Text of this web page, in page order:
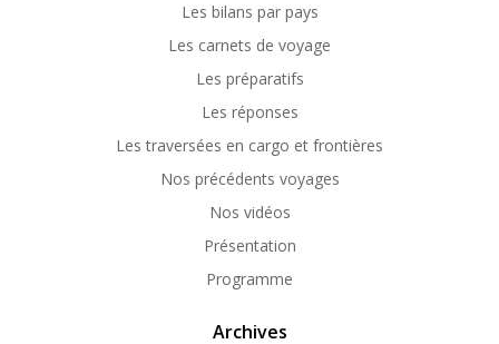
Les bilans par pays
Les carnets de voyage
Les préparatifs
Les réponses
Les traversées en cargo et frontières
Nos précédents voyages
Nos vidéos
Présentation
Programme
Archives